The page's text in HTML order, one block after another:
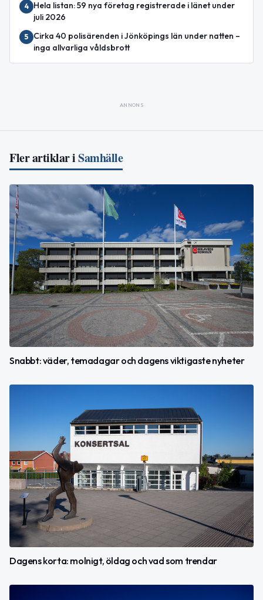
4
Hela listan: 59 nya företag registrerade i länet under
juli 2026
5
Cirka 40 polisärenden i Jönköpings län under natten –
inga allvarliga våldsbrott
ANNONS
Fler artiklar iSamhälle
Snabbt: väder, temadagar och dagens viktigaste nyheter
Dagens korta: molnigt, öldag och vad som trendar